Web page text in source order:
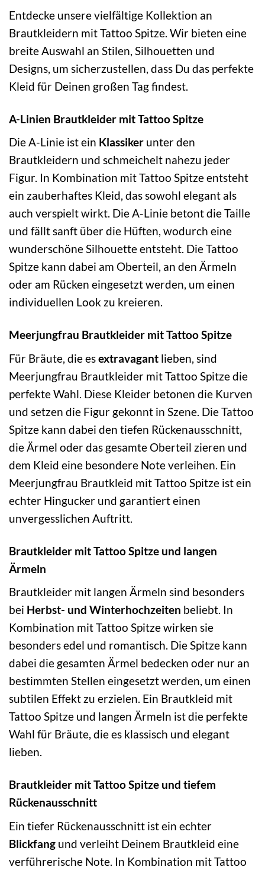
Entdecke unsere vielfältige Kollektion an
Brautkleidern mit Tattoo Spitze. Wir bieten eine
breite Auswahl an Stilen, Silhouetten und
Designs, um sicherzustellen, dass Du das perfekte
Kleid für Deinen großen Tag findest.
A-Linien Brautkleider mit Tattoo Spitze
Die A-Linie ist ein Klassiker unter den
Brautkleidern und schmeichelt nahezu jeder
Figur. In Kombination mit Tattoo Spitze entsteht
ein zauberhaftes Kleid, das sowohl elegant als
auch verspielt wirkt. Die A-Linie betont die Taille
und fällt sanft über die Hüften, wodurch eine
wunderschöne Silhouette entsteht. Die Tattoo
Spitze kann dabei am Oberteil, an den Ärmeln
oder am Rücken eingesetzt werden, um einen
individuellen Look zu kreieren.
Meerjungfrau Brautkleider mit Tattoo Spitze
Für Bräute, die esextravagant lieben, sind
Meerjungfrau Brautkleider mit Tattoo Spitze die
perfekte Wahl. Diese Kleider betonen die Kurven
und setzen die Figur gekonnt in Szene. Die Tattoo
Spitze kann dabei den tiefen Rückenausschnitt,
die Ärmel oder das gesamte Oberteil zieren und
dem Kleid eine besondere Note verleihen. Ein
Meerjungfrau Brautkleid mit Tattoo Spitze ist ein
echter Hingucker und garantiert einen
unvergesslichen Auftritt.
Brautkleider mit Tattoo Spitze und langen
Ärmeln
Brautkleider mit langen Ärmeln sind besonders
bei Herbst- und Winterhochzeiten beliebt. In
Kombination mit Tattoo Spitze wirken sie
besonders edel und romantisch. Die Spitze kann
dabei die gesamten Ärmel bedecken oder nur an
bestimmten Stellen eingesetzt werden, um einen
subtilen Effekt zu erzielen. Ein Brautkleid mit
Tattoo Spitze und langen Ärmeln ist die perfekte
Wahl für Bräute, die es klassisch und elegant
lieben.
Brautkleider mit Tattoo Spitze und tiefem
Rückenausschnitt
Ein tiefer Rückenausschnitt ist ein echter
Blickfang und verleiht Deinem Brautkleid eine
verführerische Note. In Kombination mit Tattoo